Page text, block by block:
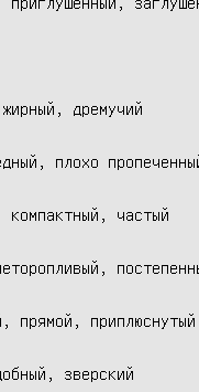
дремучий
плохо
частый
прямой, приплюснутый
зверский